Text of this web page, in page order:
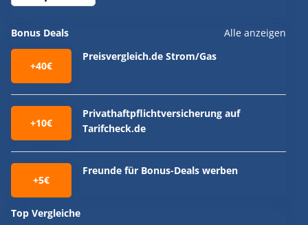
Bonus Deals Alle anzeigen
+40€
Preisvergleich.de Strom/Gas
+10€
Privathaftpflichtversicherung auf
Tarifcheck.de
+5€
Freunde für Bonus-Deals werben
Top Vergleiche